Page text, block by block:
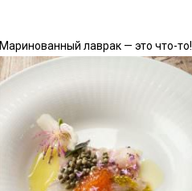
Маринованный лаврак — это что-то!